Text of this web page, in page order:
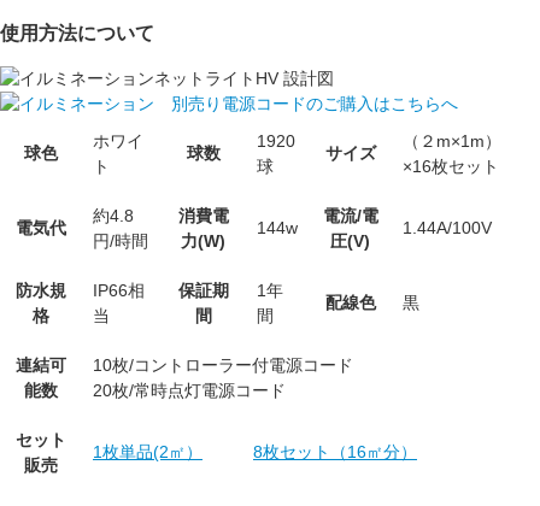
使用方法について
球色
ホワイ
ト
球数
1920
球
サイズ
（２m×1m）
×16枚セット
電気代
約4.8
円/時間
消費電
力(W)
144w
電流/電
圧(V)
1.44A/100V
防水規
格
IP66相
当
保証期
間
1年
間
配線色 黒
連結可
能数
10枚/コントローラー付電源コード
20枚/常時点灯電源コード
セット
販売
1枚単品(2㎡） 8枚セット（16㎡分）